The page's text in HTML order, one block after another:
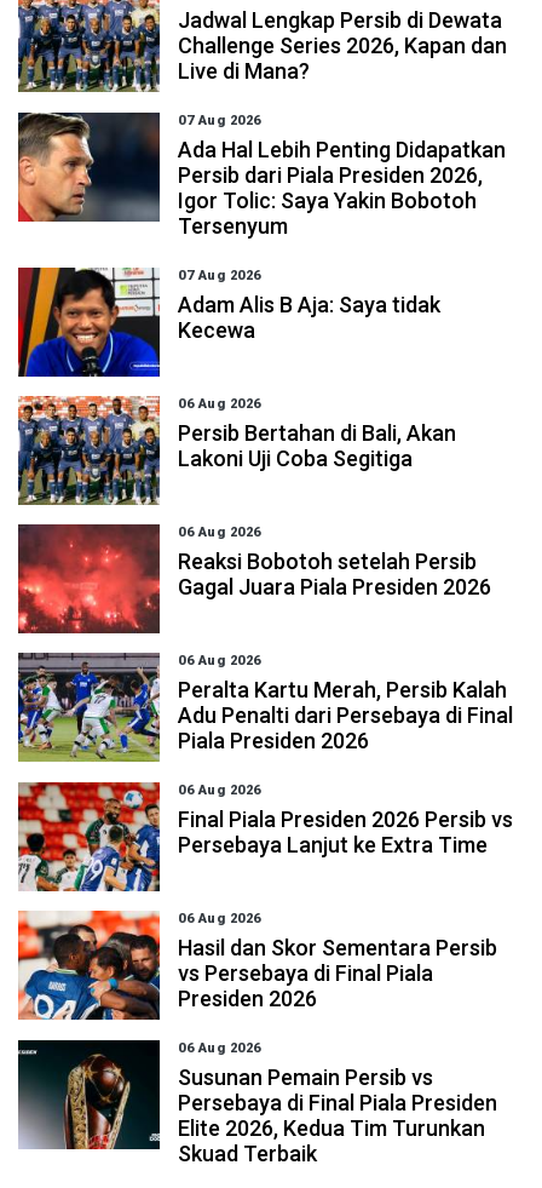
Jadwal Lengkap Persib di Dewata
Challenge Series 2026, Kapan dan
Live di Mana?
07 Aug 2026
Ada Hal Lebih Penting Didapatkan
Persib dari Piala Presiden 2026,
Igor Tolic: Saya Yakin Bobotoh
Tersenyum
07 Aug 2026
Adam Alis B Aja: Saya tidak
Kecewa
06 Aug 2026
Persib Bertahan di Bali, Akan
Lakoni Uji Coba Segitiga
06 Aug 2026
Reaksi Bobotoh setelah Persib
Gagal Juara Piala Presiden 2026
06 Aug 2026
Peralta Kartu Merah, Persib Kalah
Adu Penalti dari Persebaya di Final
Piala Presiden 2026
06 Aug 2026
Final Piala Presiden 2026 Persib vs
Persebaya Lanjut ke Extra Time
06 Aug 2026
Hasil dan Skor Sementara Persib
vs Persebaya di Final Piala
Presiden 2026
06 Aug 2026
Susunan Pemain Persib vs
Persebaya di Final Piala Presiden
Elite 2026, Kedua Tim Turunkan
Skuad Terbaik